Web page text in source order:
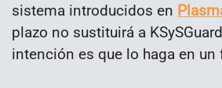
sistema introducidos en
plazo no sustituirá a
intención es que lo haga en un